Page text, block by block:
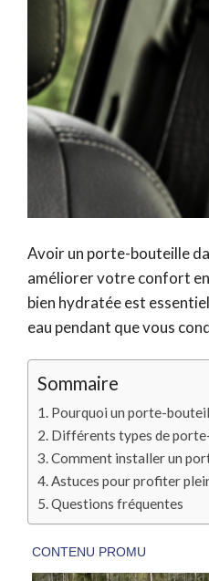
Avoir un porte-bouteille
améliorer votre confort
bien hydratée est
eau pendant que vous
Sommaire
Pourquoi un porte-
Différents types de
Comment installer un
Astuces pour profiter
Questions fréquentes